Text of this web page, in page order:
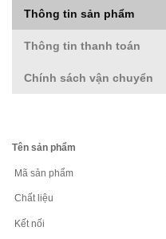
Thông tin sản phẩm
Thông tin thanh toán
Chính sách vận chuyển
Tên sản phẩm
Mã sản phẩm
Chất liệu
Kết nối